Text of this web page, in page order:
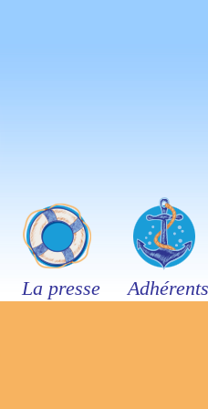
La presse Adhérents